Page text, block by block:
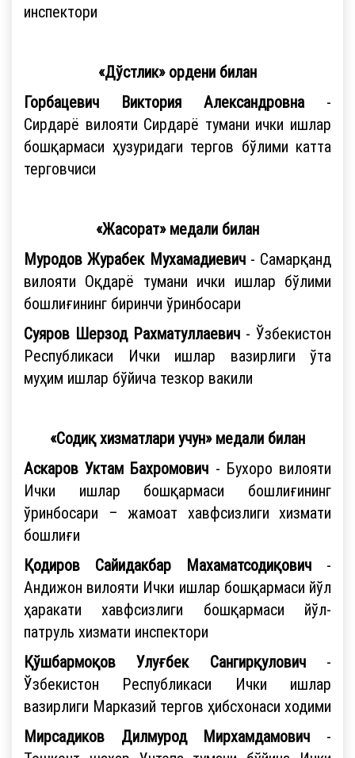
инспектори
«Дўстлик» ордени билан
Горбацевич Виктория Александровна-
Сирдарё вилояти Сирдарё тумани ички ишлар
бошқармаси ҳузуридаги тергов бўлими катта
терговчиси
«Жасорат» медали билан
Муродов Журабек Мухамадиевич- Самарқанд
вилояти Оқдарё тумани ички ишлар бўлими
бошлиғининг биринчи ўринбосари
Суяров Шерзод Рахматуллаевич - Ўзбекистон
Республикаси Ички ишлар вазирлиги ўта
муҳим ишлар бўйича тезкор вакили
«Содиқ хизматлари учун» медали билан
Аскаров Уктам Бахромович - Бухоро вилояти
Ички ишлар бошқармаси бошлиғининг
ўринбосари – жамоат хавфсизлиги хизмати
бошлиғи
Қодиров Сайидакбар Махаматсодиқович -
Андижон вилояти Ички ишлар бошқармаси йўл
ҳаракати хавфсизлиги бошқармаси йўл-
патруль хизмати инспектори
Қўшбармоқов Улуғбек Сангирқулович-
Ўзбекистон Республикаси Ички ишлар
вазирлиги Марказий тергов ҳибсхонаси ходими
Мирсадиков Дилмурод Мирхамдамович -